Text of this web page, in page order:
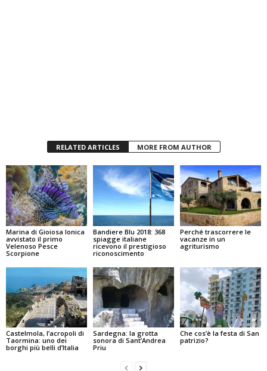
RELATED ARTICLES MORE FROM AUTHOR
Marina di Gioiosa Ionica
avvistato il primo
Velenoso Pesce
Scorpione
Bandiere Blu 2018: 368
spiagge italiane
ricevono il prestigioso
riconoscimento
Perché trascorrere le
vacanze in un
agriturismo
Castelmola, l’acropoli di
Taormina: uno dei
borghi più belli d’Italia
Sardegna: la grotta
sonora di Sant’Andrea
Priu
Che cos’è la festa di San
patrizio?